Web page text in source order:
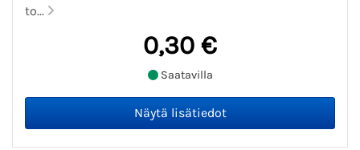
to...
0,30 €
Saatavilla